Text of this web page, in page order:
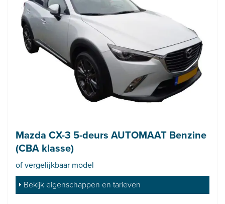
Mazda CX-3 5-deurs AUTOMAAT Benzine
(CBA klasse)
of vergelijkbaar model
Bekijk eigenschappen en tarieven